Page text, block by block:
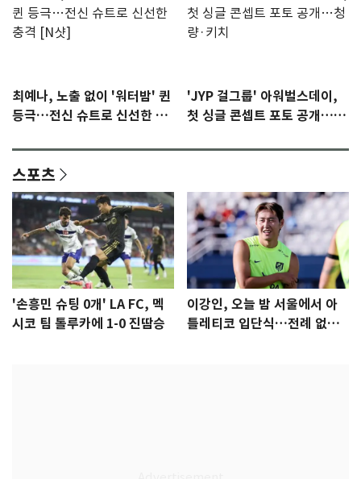
최예나, 노출 없이 '워터밤' 퀸
등극…전신 슈트로 신선한 충
'JYP 걸그룹' 아워벌스데이,
첫 싱글 콘셉트 포토 공개…청
스포츠
'손흥민 슈팅 0개' LA FC, 멕
시코 팀 톨루카에 1-0 진땀승
이강인, 오늘 밤 서울에서 아
틀레티코 입단식…전례 없는